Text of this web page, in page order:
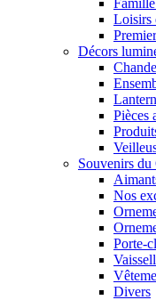
Loisirs
Décors
Pièces
Souvenirs du
Nos
Porte-
Divers